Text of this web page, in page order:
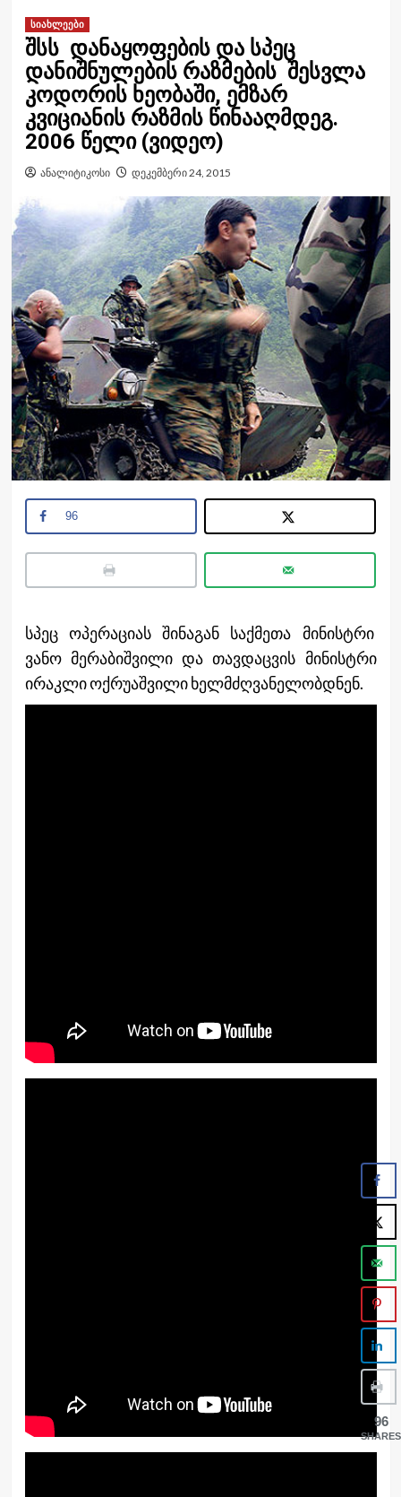
სიახლეები
შსს დანაყოფების და სპეც
დანიშნულების რაზმების შესვლა
კოდორის ხეობაში, ემზარ
კვიციანის რაზმის წინააღმდეგ.
2006 წელი (ვიდეო)
ანალიტიკოსი დეკემბერი 24, 2015
96
სპეცოპერაციასშინაგან საქმეთა მინისტრი
ვანო მერაბიშვილი და თავდაცვის მინისტრი
ირაკლი ოქრუაშვილი ხელმძღვანელობდნენ.
96
SHARES